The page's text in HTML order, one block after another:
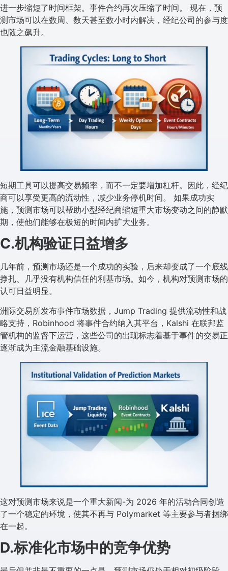
进一步缩短了时间框架。事件合约再次压缩了时间。 现在，预
测市场可以在数周、数天甚至数小时内解决，经纪公司的参与度
也随之飙升。
短期工具可以提高交易频率，而不一定要增加杠杆。因此，经纪
商可以享受更高的流动性，减少业务停机时间。 如果成功实
施，预测市场可以帮助小型经纪商缩短重大市场变动之间的静默
期，使他们能够在极短的时间内扩大业务。
C.机构验证日益增多
几年前，预测市场还是一个成功的实验，后来却变成了一个底线
挣扎、几乎没有机构信任的利基市场。如今，机构对预测市场的
认可日益明显。
洲际交易所发布事件市场数据，Jump Trading 提供流动性和战
略支持，Robinhood 将事件合约纳入其平台，Kalshi 在联邦监
管机构的监督下运营，这些公司的出现标志着基于事件的交易正
逐渐成为主流金融基础设施。
这对预测市场来说是一个重大新闻-为 2026 年的活动合同创造
了一个稳定的环境，使其不再与 Polymarket 等主要参与者捆绑
在一起。
D.标准化市场中的竞争优势